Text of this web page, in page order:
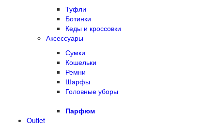
Туфли
Ботинки
Кеды и кроссовки
Аксессуары
Сумки
Кошельки
Ремни
Шарфы
Головные уборы
Парфюм
Outlet